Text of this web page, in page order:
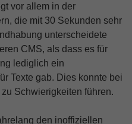
vor allem in der
die mit 30 Sekunden sehr
unterscheidete
CMS, als dass es für
lediglich ein
Texte gab. Dies konnte bei
Schwierigkeiten führen.
den inoffiziellen